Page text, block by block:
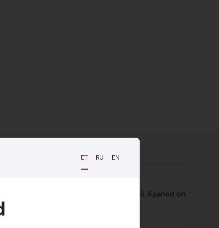
ET RU EN
rahakott-kaante vahele magnetite abil. Kaaned on